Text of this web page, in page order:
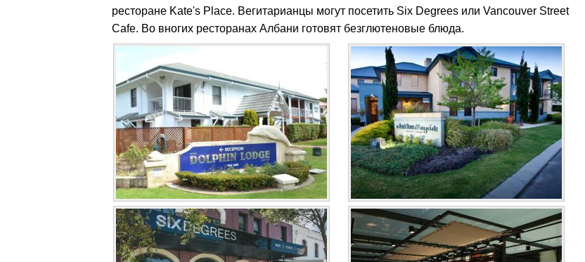
ресторане Kate's Place. Вегитарианцы могут посетить Six Degrees или Vancouver Street
Cafe. Во вногих ресторанах Албани готовят безглютеновые блюда.